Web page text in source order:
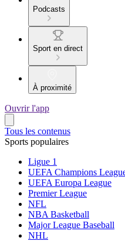
Podcasts
Sport en direct
À proximité
Ouvrir l'app
Tous les contenus
Sports populaires
Ligue 1
UEFA Champions
UEFA Europa League
Premier League
NFL
NBA Basketball
Major League Baseball
NHL